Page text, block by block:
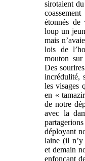
sirotaient
étonnés de
loup un
mais
lois de
mouton sur
Des
incrédulité,
les visages
en «
de notre
avec la
déployant
laine (il n’y
et demain
enfonçant